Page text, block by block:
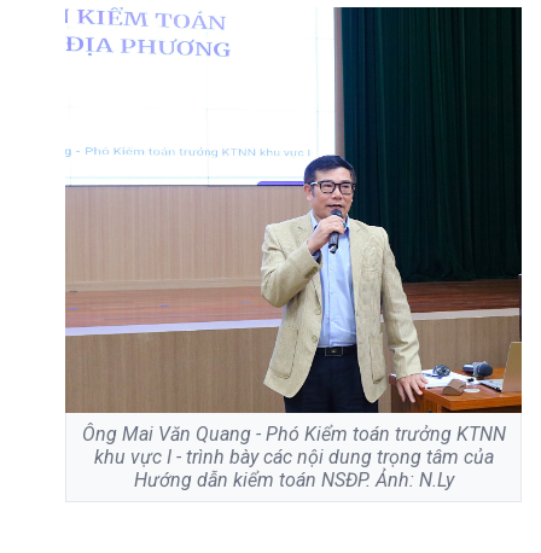
Ông Mai Văn Quang - Phó Kiểm toán trưởng KTNN
khu vực I - trình bày các nội dung trọng tâm của
Hướng dẫn kiểm toán NSĐP. Ảnh: N.Ly